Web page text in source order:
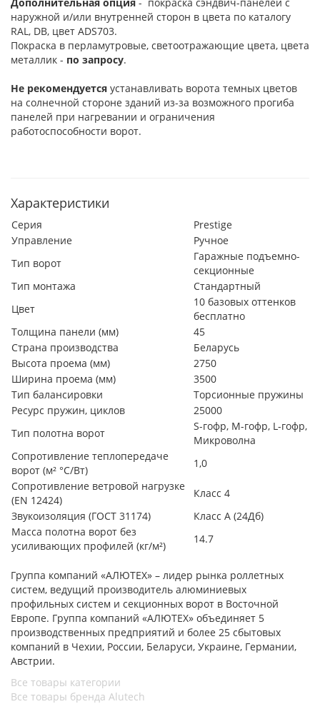
наружной и/или внутренней сторон в цвета по каталогу
RAL, DB, цвет ADS703.
Покраска в перламутровые, светоотражающие цвета, цвета
металлик - по запросу.
Не рекомендуется устанавливать ворота темных цветов
на солнечной стороне зданий из-за возможного прогиба
панелей при нагревании и ограничения
работоспособности ворот.
Характеристики
Серия
Prestige
Управление
Ручное
Тип ворот
Гаражные подъемно-
секционные
Тип монтажа
Стандартный
Цвет
10 базовых оттенков
бесплатно
Толщина панели (мм)
45
Страна производства
Беларусь
Высота проема (мм)
2750
Ширина проема (мм)
3500
Тип балансировки
Торсионные пружины
Ресурс пружин, циклов
25000
Тип полотна ворот
S-гофр, М-гофр, L-гофр,
Микроволна
Сопротивление теплопередаче
ворот (м² °С/Вт)
1,0
Сопротивление ветровой нагрузке
(EN 12424)
Класс 4
Звукоизоляция (ГОСТ 31174)
Класс А (24Дб)
Масса полотна ворот без
усиливающих профилей (кг/м²)
14.7
Группа компаний «АЛЮТЕХ» – лидер рынка роллетных
систем, ведущий производитель алюминиевых
профильных систем и секционных ворот в Восточной
Европе. Группа компаний «АЛЮТЕХ» объединяет 5
производственных предприятий и более 25 сбытовых
компаний в Чехии, России, Беларуси, Украине, Германии,
Австрии.
Все товары категории
Все товары бренда Alutech